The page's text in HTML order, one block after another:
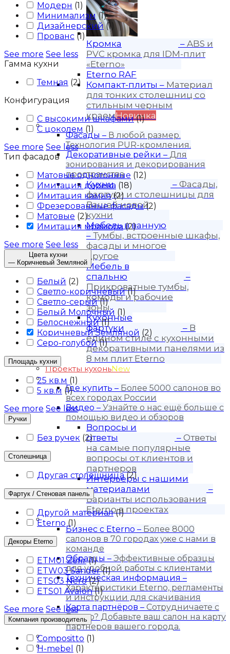
Кромка – ABS и
PVC кромка для IDM-плит
«Eterno»
Eterno RAF
Компакт-плиты – Материал
для тонких столешниц со
стильным черным
краемНовинка
Продукция
Фасады – В любой размер.
Технология PUR-кромления.
Декоративные рейки – Для
зонирования и декорирования
пространства
Кухни – Фасады,
фартуки и столешницы для
Вашей новой
кухни
Мебель в ванную
– Тумбы, встроенные шкафы,
фасады и многое
другое
Мебель в
спальню
–
Прикроватные тумбы,
комоды и рабочие
зоны
Кухонные
фартуки
– В
едином стиле с кухонными
декоративными панелями из
8 мм плит Eterno
Проекты кухоньNew
Покупателю
Где купить – Более 5000 салонов во
всех городах России
Видео – Узнайте о нас ещё больше с
помощью видео и обзоров
Вопросы и
ответы
– Ответы
на самые популярные
вопросы от клиентов и
партнеров
Интерьеры с нашими
материалами
–
Варианты использования
Eterno в проектах
Для бизнеса
Бизнес с Eternо – Более 8000
салонов в 70 городах уже с нами в
команде
Образцы – Эффективные образцы
для удобной работы с клиентами
Техническая информация –
Характеристики Eterno, регламенты
и инструкции для скачивания
Карта партнёров – Сотрудничаете с
Eterno? Добавьте ваш салон на карту
партнеров вашего города.
Блог
Контакты
Модерн (1)
Минимализм (1)
Дизайнерский (1)
Прованс (1)
See more See less
Гамма кухни
Темная (2)
Конфигурация
С высокими шкафами (1)
С цоколем (1)
See more See less
Тип фасадов
Матовые однотонные (12)
Имитация дерева (18)
Имитация камня (2)
Фрезерованные фасады (2)
Матовые (2)
Имитация мрамора (2)
See more See less
Цвета кухни
— Коричневый Земляной
Белый (2)
Светло-коричневый (1)
Светло-серый (1)
Белый Молочный (1)
Белоснежный (1)
Коричневый Земляной (2)
Серо-голубой (1)
Площадь кухни
25 кв.м (1)
5 кв.м (1)
See more See less
Ручки
Без ручек (2)
Столешница
Другая столешница (2)
Фартук / Стеновая панель
Другой материал (1)
Eterno (1)
Декоры Eterno
ETM01 Zefir (1)
ETW03 Sander (1)
ETS03 Nero (2)
ETS01 Avalon (1)
See more See less
Компания производитель
Compositto (1)
H-mebel (1)